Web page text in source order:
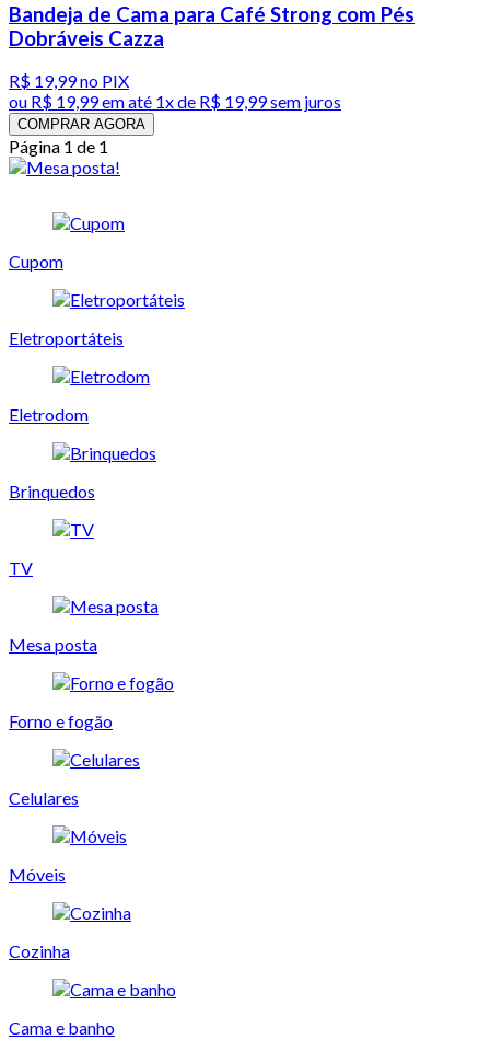
Bandeja de Cama para Café Strong com Pés
Dobráveis Cazza
R$ 19,99no PIX
ou R$ 19,99em até 1x de R$ 19,99sem juros
COMPRAR AGORA
Página 1 de 1
Cupom
Eletroportáteis
Eletrodom
Brinquedos
TV
Mesa posta
Forno e fogão
Celulares
Móveis
Cozinha
Cama e banho